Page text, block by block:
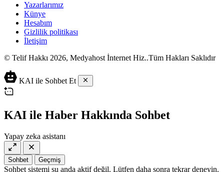
Yazarlarımız
Künye
Hesabım
Gizlilik politikası
İletişim
© Telif Hakkı 2026, Medyahost İnternet Hiz..Tüm Hakları Saklıdır
casino
siteleri
casino
2023
lordcasino
canlı
casino
siteleri
iyi
casino
vdcasino
vdcasino
giriş
vdcasino
ev
yapımı
salça
KAI ile Sohbet Et
KAI ile Haber Hakkında Sohbet
Yapay zeka asistanı
Sohbet Geçmiş
Sohbet sistemi şu anda aktif değil. Lütfen daha sonra tekrar deneyin.